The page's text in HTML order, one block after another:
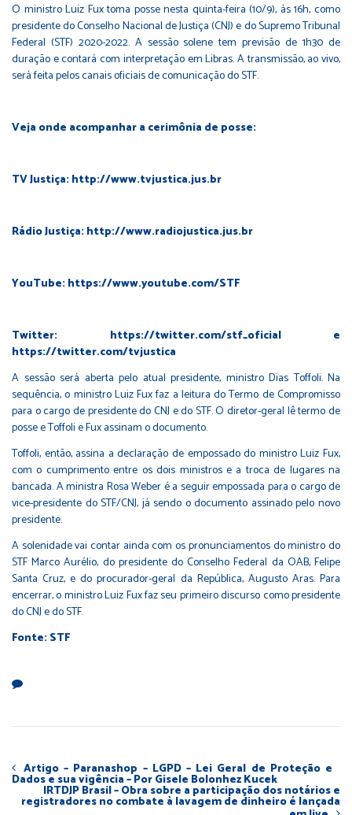
O ministro Luiz Fux toma posse nesta quinta-feira (10/9), às 16h, como
presidente do Conselho Nacional de Justiça (CNJ) e do Supremo Tribunal
Federal (STF) 2020-2022. A sessão solene tem previsão de 1h30 de
duração e contará com interpretação em Libras. A transmissão, ao vivo,
será feita pelos canais oficiais de comunicação do STF.
Veja onde acompanhar a cerimônia de posse:
TV Justiça:http://www.tvjustica.jus.br
Rádio Justiça:http://www.radiojustica.jus.br
YouTube:https://www.youtube.com/STF
Twitter: https://twitter.com/stf_oficiale
https://twitter.com/tvjustica
A sessão será aberta pelo atual presidente, ministro Dias Toffoli. Na
sequência, o ministro Luiz Fux faz a leitura do Termo de Compromisso
para o cargo de presidente do CNJ e do STF. O diretor-geral lê termo de
posse e Toffoli e Fux assinam o documento.
Toffoli, então, assina a declaração de empossado do ministro Luiz Fux,
com o cumprimento entre os dois ministros e a troca de lugares na
bancada. A ministra Rosa Weber é a seguir empossada para o cargo de
vice-presidente do STF/CNJ, já sendo o documento assinado pelo novo
presidente.
A solenidade vai contar ainda com os pronunciamentos do ministro do
STF Marco Aurélio, do presidente do Conselho Federal da OAB, Felipe
Santa Cruz, e do procurador-geral da República, Augusto Aras. Para
encerrar, o ministro Luiz Fux faz seu primeiro discurso como presidente
do CNJ e do STF.
Fonte: STF
Artigo – Paranashop – LGPD – Lei Geral de Proteção e
Dados e sua vigência – Por Gisele Bolonhez Kucek
IRTDJP Brasil – Obra sobre a participação dos notários e
registradores no combate à lavagem de dinheiro é lançada